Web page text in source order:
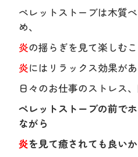
ペレットストーブは木質
め、
炎の揺らぎを見て楽しむこ
炎にはリラックス効果が
日々のお仕事のストレス
ペレットストーブの前で
ながら
炎を見て癒されても良い